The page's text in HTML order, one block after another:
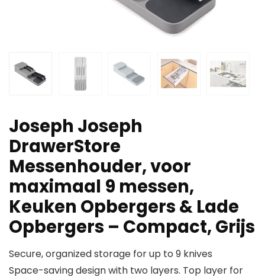
Joseph Joseph
DrawerStore
Messenhouder, voor
maximaal 9 messen,
Keuken Opbergers & Lade
Opbergers – Compact, Grijs
Secure, organized storage for up to 9 knives
Space-saving design with two layers. Top layer for